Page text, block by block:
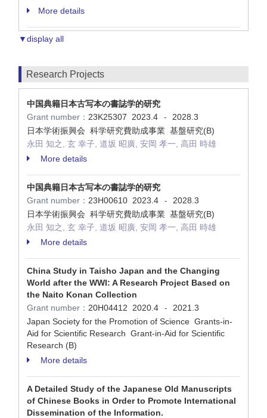
More details
▼display all
Research Projects
中国典籍日本古写本の書誌学的研究
Grant number： 23K25307 2023.4 -
2028.3
日本学術振興会 科学研究費助成事業 基盤研究(B)
永田 知之, 玄 幸子, 道坂 昭廣, 安岡 孝一, 高田 時雄
More details
中国典籍日本古写本の書誌学的研究
Grant number： 23H00610 2023.4 -
2028.3
日本学術振興会 科学研究費助成事業 基盤研究(B)
永田 知之, 玄 幸子, 道坂 昭廣, 安岡 孝一, 高田 時雄
More details
China Study in Taisho Japan and the Changing
World after the WWI: A Research Project Based on
the Naito Konan Collection
Grant number： 20H04412 2020.4 -
2021.3
Japan Society for the Promotion of Science Grants-in-
Aid for Scientific Research Grant-in-Aid for Scientific
Research (B)
More details
A Detailed Study of the Japanese Old Manuscripts
of Chinese Books in Order to Promote International
Dissemination of the Information.